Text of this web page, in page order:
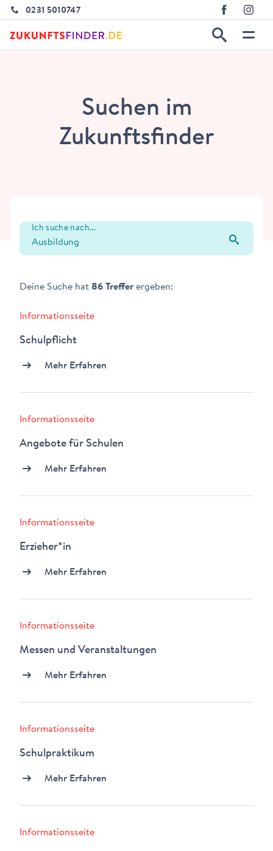
0231 5010747
Suchen im
Zukunftsfinder
Ich suche nach...
Deine Suche hat 86 Treffer ergeben:
Informationsseite
Schulpflicht
Mehr Erfahren
Informationsseite
Angebote für Schulen
Mehr Erfahren
Informationsseite
Erzieher*in
Mehr Erfahren
Informationsseite
Messen und Veranstaltungen
Mehr Erfahren
Informationsseite
Schulpraktikum
Mehr Erfahren
Informationsseite